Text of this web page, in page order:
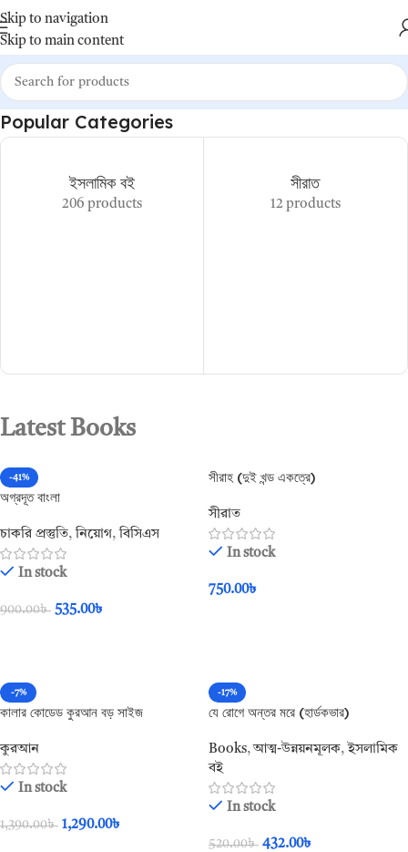
Skip to navigation
Skip to main content
Popular Categories
ইসলামিক বই
206 products
সীরাত
12 products
Latest Books
-41%
অগ্রদূত বাংলা
চাকরি প্রস্তুতি, নিয়োগ, বিসিএস
In stock
900.00৳ 535.00৳
সীরাহ (দুই খন্ড একত্রে)
সীরাত
In stock
750.00৳
-7%
কালার কোডেড কুরআন বড় সাইজ
কুরআন
In stock
1,390.00৳ 1,290.00৳
-17%
যে রোগে অন্তর মরে (হার্ডকভার)
Books, আত্ম-উন্নয়নমূলক, ইসলামিক
বই
In stock
520.00৳ 432.00৳